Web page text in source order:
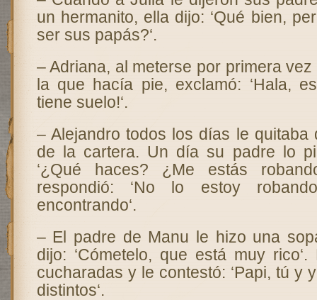
un hermanito, ella dijo: ‘Qué bien,
ser sus papás?‘.
– Adriana, al meterse por primera
la que hacía pie, exclamó: ‘Hala,
tiene suelo!‘.
– Alejandro todos los días le quitaba
de la cartera. Un día su padre lo
‘¿Qué haces? ¿Me estás
respondió: ‘No lo estoy
encontrando‘.
– El padre de Manu le hizo una
dijo: ‘Cómetelo, que está muy
cucharadas y le contestó: ‘Papi, tú y
distintos‘.